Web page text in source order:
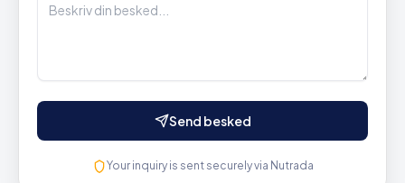
Send besked
Your inquiry is sent securely via Nutrada